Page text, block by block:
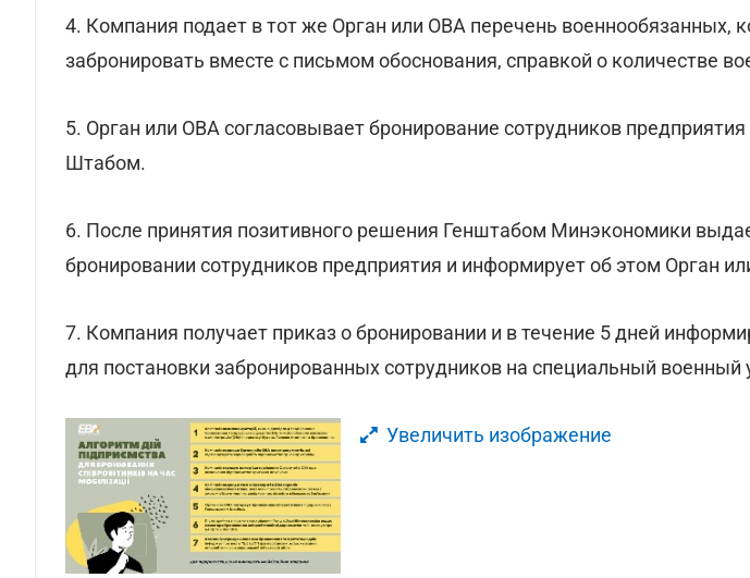
4. Компания подает в тот же Орган или ОВА перечень военнообязанных,
забронировать вместе с письмом обоснования, справкой о количестве
5. Орган или ОВА согласовывает бронирование сотрудников
Штабом.
6. После принятия позитивного решения Генштабом Минэкономики
бронировании сотрудников предприятия и информирует об этом Орган
7. Компания получает приказ о бронировании и в течение 5 дней
для постановки забронированных сотрудников на специальный военный
Увеличить изображение